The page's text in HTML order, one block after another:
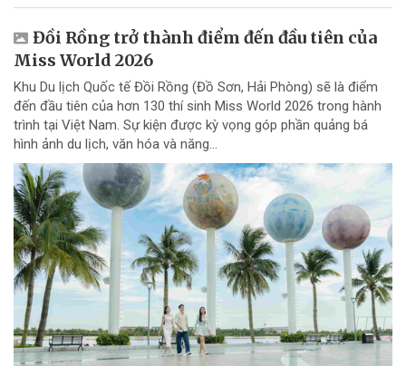
Đồi Rồng trở thành điểm đến đầu tiên của
Miss World 2026
Khu Du lịch Quốc tế Đồi Rồng (Đồ Sơn, Hải Phòng) sẽ là điểm
đến đầu tiên của hơn 130 thí sinh Miss World 2026 trong hành
trình tại Việt Nam. Sự kiện được kỳ vọng góp phần quảng bá
hình ảnh du lịch, văn hóa và năng...